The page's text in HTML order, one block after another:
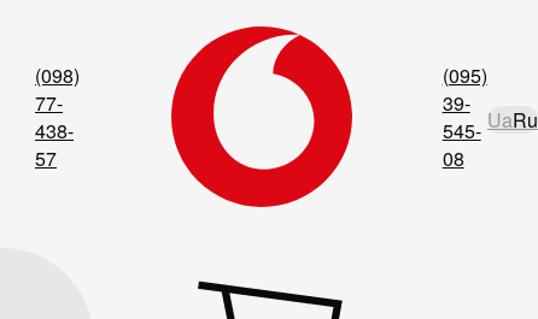
(098)
77-
438-
57
(095)
39-
545-
08
UaRu